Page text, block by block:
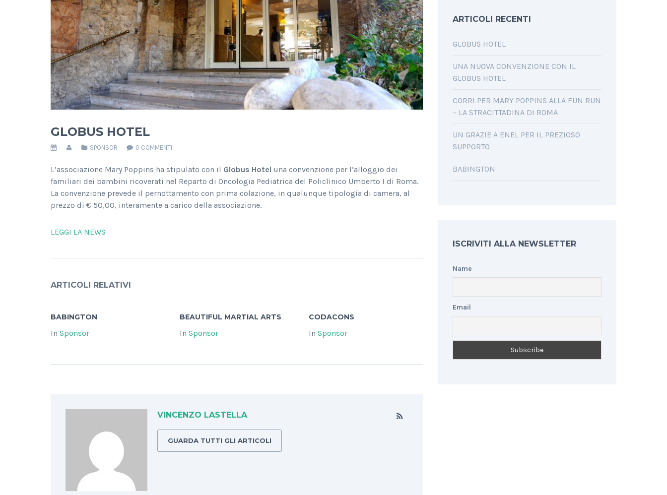
GLOBUS HOTEL
SPONSOR 0 COMMENTI
L’associazione Mary Poppins ha stipulato con il Globus Hotel una convenzione per l’alloggio dei
familiari dei bambini ricoverati nel Reparto di Oncologia Pediatrica del Policlinico Umberto I di Roma.
La convenzione prevede il pernottamento con prima colazione, in qualunque tipologia di camera, al
prezzo di € 50,00, interamente a carico della associazione.
LEGGI LA NEWS
ARTICOLI RELATIVI
BABINGTON
In Sponsor
BEAUTIFUL MARTIAL ARTS
In Sponsor
CODACONS
In Sponsor
VINCENZO LASTELLA
GUARDA TUTTI GLI ARTICOLI
ARTICOLI RECENTI
GLOBUS HOTEL
UNA NUOVA CONVENZIONE CON IL
GLOBUS HOTEL
CORRI PER MARY POPPINS ALLA FUN RUN
– LA STRACITTADINA DI ROMA
UN GRAZIE A ENEL PER IL PREZIOSO
SUPPORTO
BABINGTON
ISCRIVITI ALLA NEWSLETTER
Name
Email